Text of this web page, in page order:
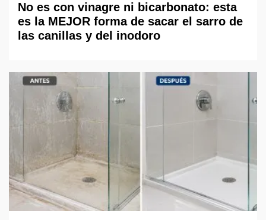
No es con vinagre ni bicarbonato: esta
es la MEJOR forma de sacar el sarro de
las canillas y del inodoro